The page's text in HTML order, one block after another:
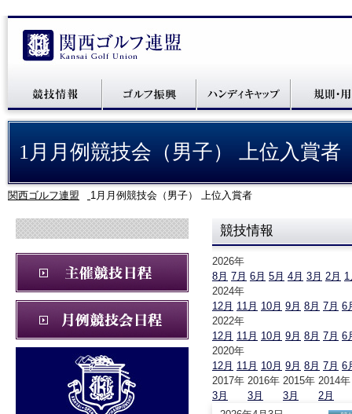
1月月例競技会（男子） 上位入賞者
関西ゴルフ連盟 1月月例競技会（男子） 上位入賞者
競技情報
2026年
8月 7月 6月 5月 4月 3月 2月 1
2024年
12月 11月 10月 9月 8月 7月 6
2022年
12月 11月 10月 9月 8月 7月 6
2020年
12月 11月 10月 9月 8月 7月 6
2017年
3月
2016年
3月
2015年
3月
2014年
2月